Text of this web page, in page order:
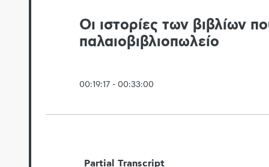
Οι ιστορίες των βιβλίων
παλαιοβιβλιοπωλείο
00:19:17 - 00:33:00
Partial Transcript